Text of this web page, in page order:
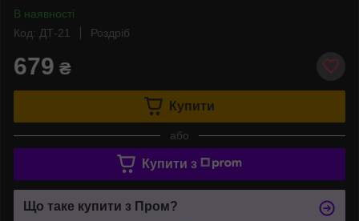
В наявності
Код: ДТ-21
Роздріб
679 ₴
Купити
або
Купити з
Що таке купити з Пром?